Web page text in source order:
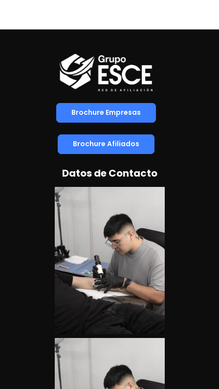
Brochure Empresas
Brochure Afiliados
Datos de Contacto